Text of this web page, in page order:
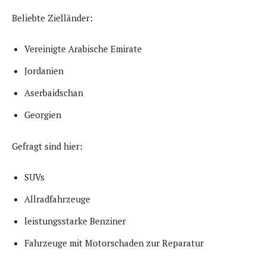
Beliebte Zielländer:
Vereinigte Arabische Emirate
Jordanien
Aserbaidschan
Georgien
Gefragt sind hier:
SUVs
Allradfahrzeuge
leistungsstarke Benziner
Fahrzeuge mit Motorschaden zur Reparatur